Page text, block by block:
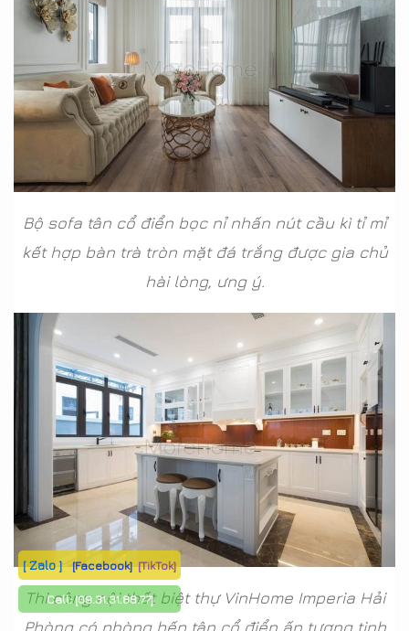
Bộ sofa tân cổ điển bọc nỉ nhấn nút cầu kì tỉ mỉ
kết hợp bàn trà tròn mặt đá trắng được gia chủ
hài lòng, ưng ý.
Thi công nội thất biệt thự VinHome Imperia Hải
Phòng có phòng bếp tân cổ điển ấn tượng tinh
[ Zalo ] [Facebook] [TikTok]
Call:[09.31.31.88.77]